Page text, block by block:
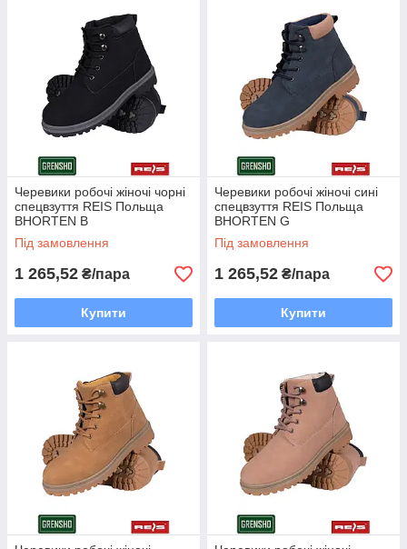
Черевики робочі жіночі чорні
спецвзуття REIS Польща
BHORTEN B
Під замовлення
1 265,52 ₴/пара
Купити
Черевики робочі жіночі сині
спецвзуття REIS Польща
BHORTEN G
Під замовлення
1 265,52 ₴/пара
Купити